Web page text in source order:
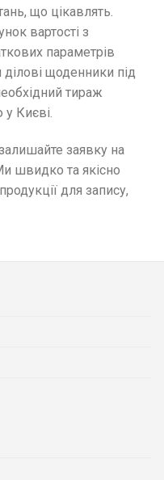
що цікавлять.
вартості з
параметрів
щоденники під
тираж
Києві.
заявку на
швидко та якісно
для запису,